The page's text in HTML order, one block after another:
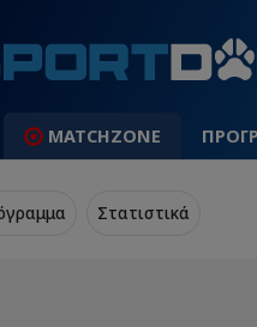
MATCHZONE
Στατιστικά